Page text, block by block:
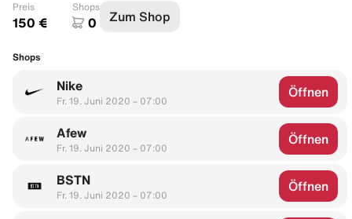
Preis
150 €
Shops
0 Zum Shop
Shops
Nike
Fr. 19. Juni 2020 – 07:00
Öffnen
Afew
Fr. 19. Juni 2020 – 07:00
Öffnen
BSTN
Fr. 19. Juni 2020 – 07:00
Öffnen